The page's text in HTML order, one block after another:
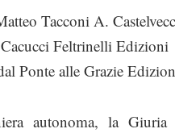
Tacconi A.
Feltrinelli Edizioni
Ponte alle Grazie
autonoma, la